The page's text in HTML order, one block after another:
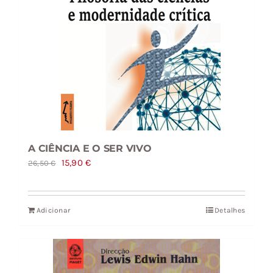
A CIÊNCIA E O SER VIVO
26,50€
O
original
era:
15,90€O
atual
Adicionar Detalhes